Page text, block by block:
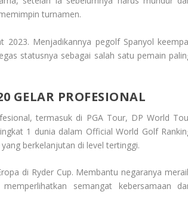
turnamen.
2023. Menjadikannya pegolf Spanyol
statusnya sebagai salah satu pemain
GELAR PROFESIONAL
termasuk di PGA Tour, DP World
1 dunia dalam Official World Golf
berkelanjutan di level tertinggi.
di Ryder Cup. Membantu negaranya
semangat kebersamaan